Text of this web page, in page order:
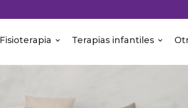
Fisioterapia Terapias infantiles